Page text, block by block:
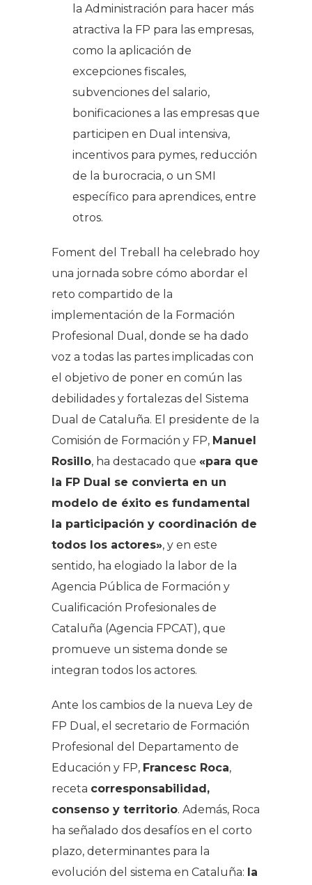
la Administración para hacer más
atractiva la FP para las empresas,
como la aplicación de
excepciones fiscales,
subvenciones del salario,
bonificaciones a las empresas que
participen en Dual intensiva,
incentivos para pymes, reducción
de la burocracia, o un SMI
específico para aprendices, entre
otros.
Foment del Treball ha celebrado hoy
una jornada sobre cómo abordar el
reto compartido de la
implementación de la Formación
Profesional Dual, donde se ha dado
voz a todas las partes implicadas con
el objetivo de poner en común las
debilidades y fortalezas del Sistema
Dual de Cataluña. El presidente de la
Comisión de Formación y FP, Manuel
Rosillo, ha destacado que «para que
la FP Dual se convierta en un
modelo de éxito es fundamental
la participación y coordinación de
todos los actores», y en este
sentido, ha elogiado la labor de la
Agencia Pública de Formación y
Cualificación Profesionales de
Cataluña (Agencia FPCAT), que
promueve un sistema donde se
integran todos los actores.
Ante los cambios de la nueva Ley de
FP Dual, el secretario de Formación
Profesional del Departamento de
Educación y FP, Francesc Roca,
receta corresponsabilidad,
consenso y territorio. Además, Roca
ha señalado dos desafíos en el corto
plazo, determinantes para la
evolución del sistema en Cataluña: la